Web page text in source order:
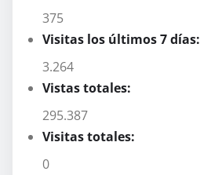
375
Visitas los últimos 7 días:
3.264
Vistas totales:
295.387
Visitas totales:
0